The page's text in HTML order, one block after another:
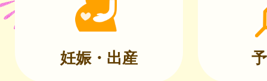
妊娠・出産